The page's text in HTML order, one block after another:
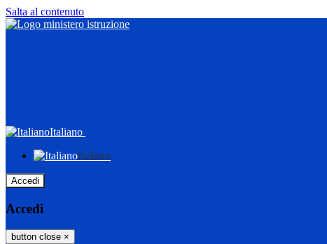
Salta al contenuto
Italiano
Italiano
Accedi
Accedi
button close ×